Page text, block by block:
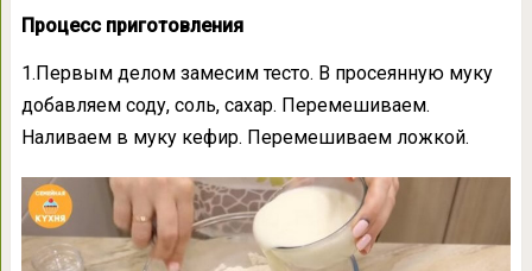
Процесс приготовления
1.Первым делом замесим тесто. В просеянную муку
добавляем соду, соль, сахар. Перемешиваем.
Наливаем в муку кефир. Перемешиваем ложкой.